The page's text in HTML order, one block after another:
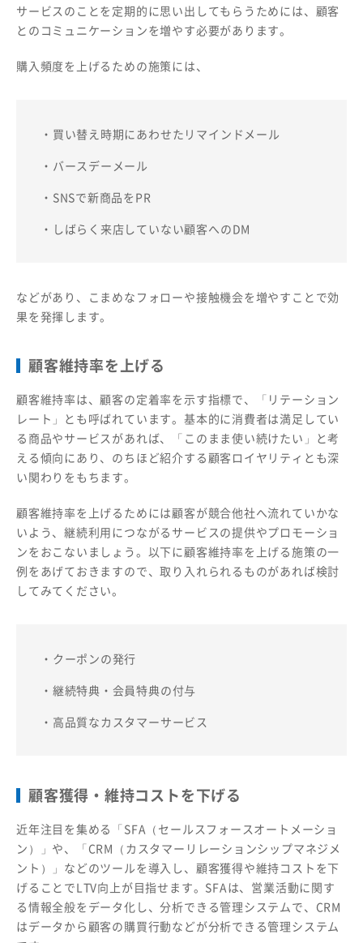
サービスのことを定期的に思い出してもらうためには、顧客
とのコミュニケーションを増やす必要があります。
購入頻度を上げるための施策には、
・買い替え時期にあわせたリマインドメール
・バースデーメール
・SNSで新商品をPR
・しばらく来店していない顧客へのDM
などがあり、こまめなフォローや接触機会を増やすことで効
果を発揮します。
顧客維持率を上げる
顧客維持率は、顧客の定着率を示す指標で、「リテーション
レート」とも呼ばれています。基本的に消費者は満足してい
る商品やサービスがあれば、「このまま使い続けたい」と考
える傾向にあり、のちほど紹介する顧客ロイヤリティとも深
い関わりをもちます。
顧客維持率を上げるためには顧客が競合他社へ流れていかな
いよう、継続利用につながるサービスの提供やプロモーショ
ンをおこないましょう。以下に顧客維持率を上げる施策の一
例をあげておきますので、取り入れられるものがあれば検討
してみてください。
・クーポンの発行
・継続特典・会員特典の付与
・高品質なカスタマーサービス
顧客獲得・維持コストを下げる
近年注目を集める「SFA（セールスフォースオートメーショ
ン）」や、「CRM（カスタマーリレーションシップマネジメ
ント）」などのツールを導入し、顧客獲得や維持コストを下
げることでLTV向上が目指せます。SFAは、営業活動に関す
る情報全般をデータ化し、分析できる管理システムで、CRM
はデータから顧客の購買行動などが分析できる管理システム